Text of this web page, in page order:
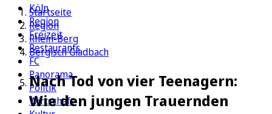
Köln
Region
Freizeit
Restaurants
FC
Panorama
Politik
Wirtschaft
Startseite
Region
Rhein-Berg
Bergisch Gladbach
Nach Tod von vier Teenagern:
Wie den jungen Trauernden